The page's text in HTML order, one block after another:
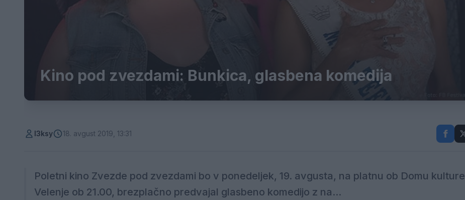
Kino pod zvezdami: Bunkica, glasbena komedija
l3ksy 18. avgust 2019, 13:31
Poletni kino Zvezde pod zvezdami bo v ponedeljek, 19. avgusta, na platnu ob Domu kulture
Velenje ob 21.00, brezplačno predvajal glasbeno komedijo z na...